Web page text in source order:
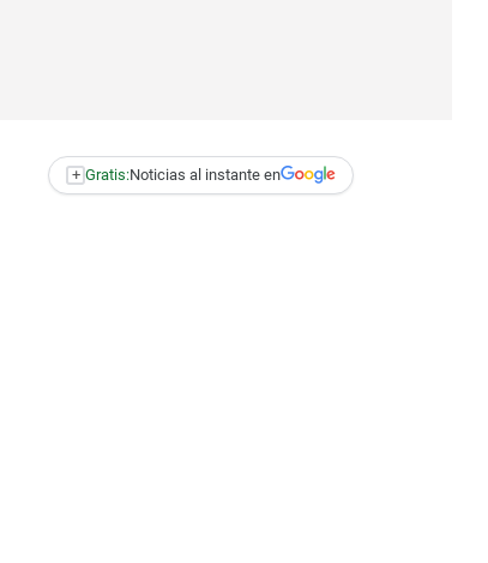
+ Gratis:Noticias al instante en